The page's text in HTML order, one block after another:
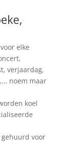
elke
verjaardag,
noem maar
koel
voor